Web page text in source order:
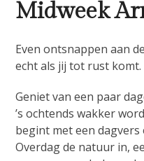
Midweek
Even ontsnappen aan
echt als jij tot rust komt.
Geniet van een paar
’s ochtends wakker
begint met een
Overdag de natuur in,